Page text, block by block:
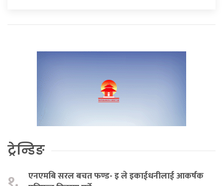
ट्रेन्डिङ
एनएमबि सरल बचत फण्ड- इ ले इकाईधनीलाई आकर्षक